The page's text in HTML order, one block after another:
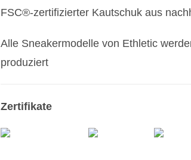
FSC®-zertifizierter Kautschuk aus
Alle Sneakermodelle von Ethletic
produziert
Zertifikate